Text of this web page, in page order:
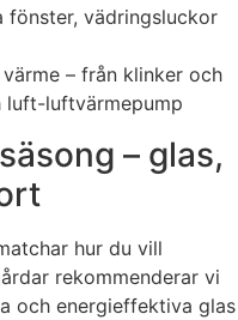
fönster, vädringsluckor
– från klinker och
luft-luftvärmepump
– glas,
hur du vill
rekommenderar vi
och energieffektiva glas